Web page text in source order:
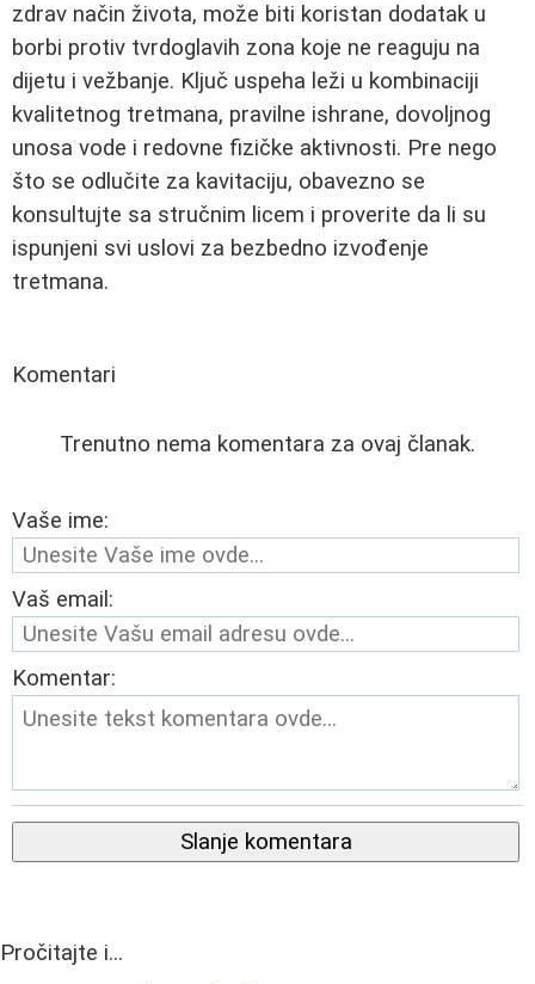
zdrav način života, može biti koristan dodatak u
borbi protiv tvrdoglavih zona koje ne reaguju na
dijetu i vežbanje. Ključ uspeha leži u kombinaciji
kvalitetnog tretmana, pravilne ishrane, dovoljnog
unosa vode i redovne fizičke aktivnosti. Pre nego
što se odlučite za kavitaciju, obavezno se
konsultujte sa stručnim licem i proverite da li su
ispunjeni svi uslovi za bezbedno izvođenje
tretmana.
Komentari
Trenutno nema komentara za ovaj članak.
Vaše ime:
Vaš email:
Komentar:
Slanje komentara
Pročitajte i...